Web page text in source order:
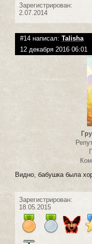
Зарегистрирован:
2.07.2014
#14 написал: Talisha
12 декабря 2016 06:01
Видно, бабушка была
Зарегистрирован:
18.05.2015